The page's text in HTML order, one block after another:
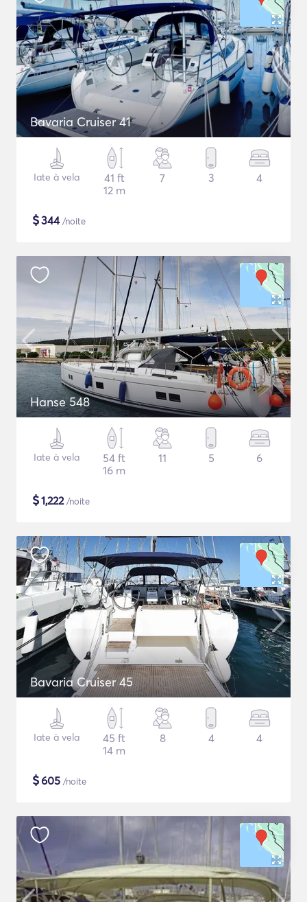
Bavaria Cruiser 41
Iate à vela
41 ft
12 m
7 3 4
$344/noite
Hanse 548
Iate à vela
54 ft
16 m
11 5 6
$1,222/noite
Bavaria Cruiser 45
Iate à vela
45 ft
14 m
8 4 4
$605 /noite